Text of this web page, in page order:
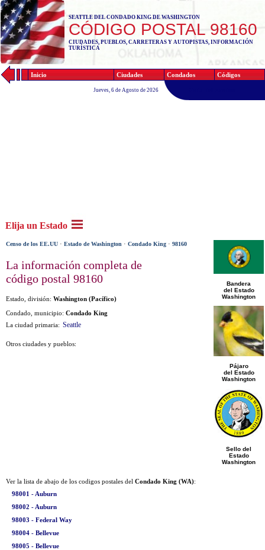
SEATTLE DEL CONDADO KING DE WASHINGTON
CÓDIGO POSTAL 98160
CIUDADES, PUEBLOS, CARRETERAS Y AUTOPISTAS, INFORMACIÓN
TURÍSTICA
Inicio Ciudades Condados Códigos
Jueves, 6 de Agosto de 2026
Elija un Estado
Censo de los EE.UU · Estado de Washington · Condado King · 98160
La información completa de
código postal 98160
Estado, división: Washington (Pacífico)
Condado, municipio: Condado King
La ciudad primaria: Seattle
Otros ciudades y pueblos:
Bandera
del Estado
Washington
Pájaro
del Estado
Washington
Sello del
Estado
Washington
Ver la lista de abajo de los codigos postales del Condado King (WA):
98001 - Auburn
98002 - Auburn
98003 - Federal Way
98004 - Bellevue
98005 - Bellevue